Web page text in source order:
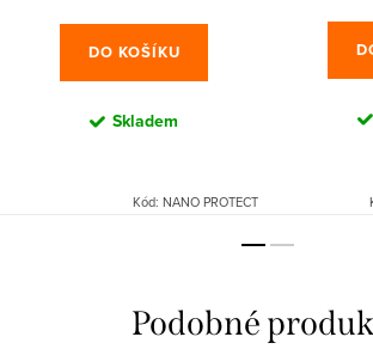
DO KOŠÍKU
Skladem
Kód: NANO PROTECT